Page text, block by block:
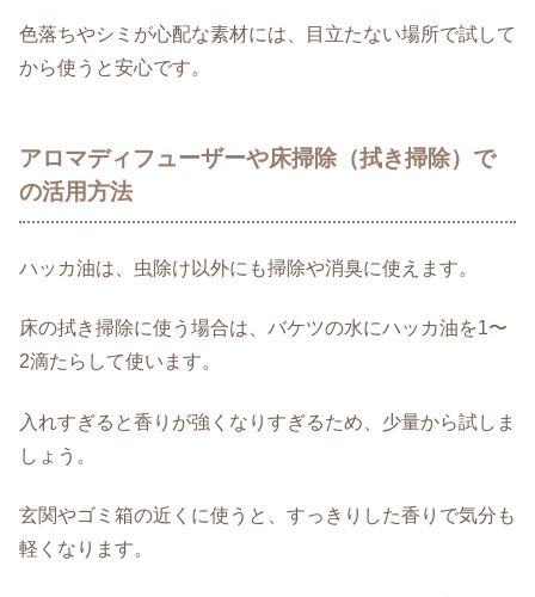
色落ちやシミが心配な素材には、目立たない場所で試して
から使うと安心です。
アロマディフューザーや床掃除（拭き掃除）で
の活用方法
ハッカ油は、虫除け以外にも掃除や消臭に使えます。
床の拭き掃除に使う場合は、バケツの水にハッカ油を1〜
2滴たらして使います。
入れすぎると香りが強くなりすぎるため、少量から試しま
しょう。
玄関やゴミ箱の近くに使うと、すっきりした香りで気分も
軽くなります。